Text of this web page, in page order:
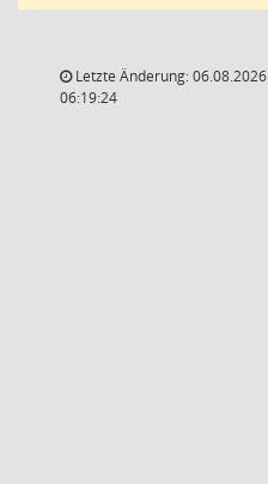
Letzte Änderung: 06.08.2026
06:19:24